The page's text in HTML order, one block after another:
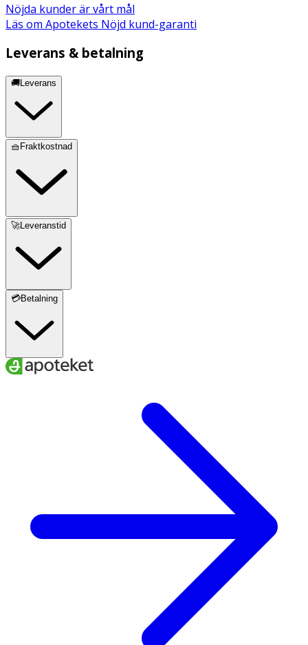
Nöjda kunder är vårt mål
Läs om Apotekets Nöjd kund-garanti
Leverans & betalning
🚚Leverans
🧺Fraktkostnad
🚀Leveranstid
💳Betalning